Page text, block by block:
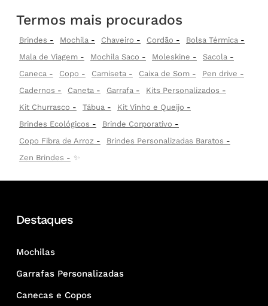
Termos mais procurados
Brindes Mochila Chaveiro Cordão
Bolsa Térmica
Mala de Viagem
Mochila Saco Moleskine
Sacola
Caneca
Copo Camiseta Caixa de Som
Pen drive
Cadernos
Caneta Garrafa
Kits Personalizados
Kit Churrasco
Tábua
Kit Vinho e Queijo
Brindes Ecológicos
Brinde Corporativo
Copo Fibra de Arroz
Brindes Personalizadas Baratos
Zen Brindes
✨
Destaques
Mochilas
Garrafas Personalizadas
Canecas e Copos